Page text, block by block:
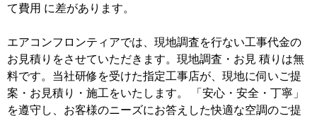
て費用 に差があります。
エアコンフロンティアでは、現地調査を行ない工事代金の
お見積りをさせていただきます。現地調査・お見 積りは無
料です。当社研修を受けた指定工事店が、現地に伺いご提
案・お見積り・施工をいたします。 「安心・安全・丁寧」
を遵守し、お客様のニーズにお答えした快適な空調のご提